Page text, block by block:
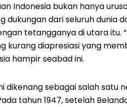
Indonesia bukan hanya
dukungan dari seluruh
tetangganya di utara itu. “
kurang diapresiasi yang
hampir seabad ini.
dikenang sebagai salah
tahun 1947, setelah